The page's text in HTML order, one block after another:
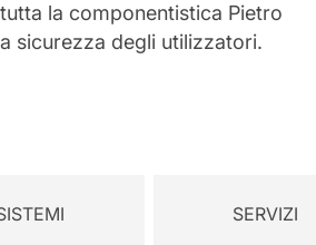
la componentistica Pietro
sicurezza degli utilizzatori.
SERVIZI